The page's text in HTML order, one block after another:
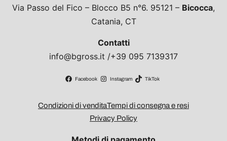
Via Passo del Fico – Blocco B5 n°6. 95121 – Bicocca,
Catania, CT
Contatti
info@bgross.it /+39 095 7139317
Facebook Instagram TikTok
Condizioni di venditaTempi di consegna e resi
Privacy Policy